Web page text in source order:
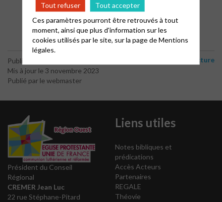
Publié le 30 octobre 2023
Mis à jour le 3 novembre 2023
Publié par le webmaster
Lecture
Président du Conseil
Régional
CREMER Jean Luc
22 rue Stéphane-Pitard
Liens utiles
Notes bibliques et
prédications
Accès Acteurs
Partenaires
REGALE
Théovie
Tout refuser
Tout accepter
Ces paramètres pourront être retrouvés à tout
moment, ainsi que plus d'information sur les
cookies utilisés par le site, sur la page deMentions
légales.